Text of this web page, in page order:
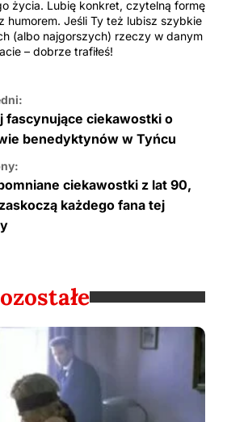
życia. Lubię konkret, czytelną formę
humorem. Jeśli Ty też lubisz szybkie
(albo najgorszych) rzeczy w danym
– dobrze trafiłeś!
fascynujące ciekawostki o
benedyktynów w Tyńcu
ciekawostki z lat 90,
każdego fana tej